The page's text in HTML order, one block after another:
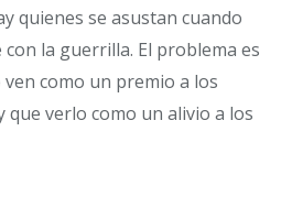
quienes se asustan cuando
con la guerrilla. El problema es
como un premio a los
que verlo como un alivio a los